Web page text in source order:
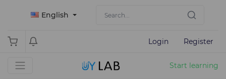
English
Login Register
Start learning